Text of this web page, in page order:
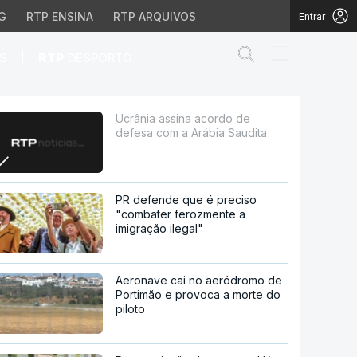
RTP ENSINA RTP ARQUIVOS Entrar
Saudita
Ucrânia assina acordo de
defesa com a Arábia Saudita
PR defende que é preciso
"combater ferozmente a
imigração ilegal"
Aeronave cai no aeródromo de
Portimão e provoca a morte do
piloto